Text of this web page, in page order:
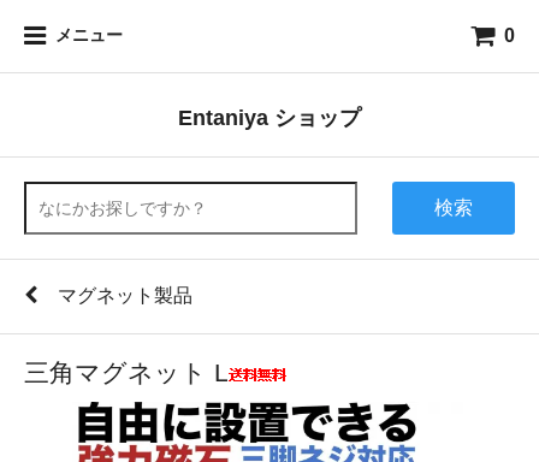
メニュー 0
Entaniya ショップ
検索
マグネット製品
三角マグネット L